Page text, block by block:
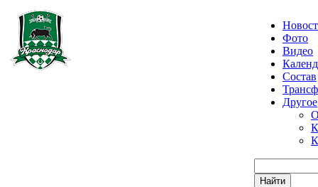
Фото
Видео
Состав
Другое
Найти